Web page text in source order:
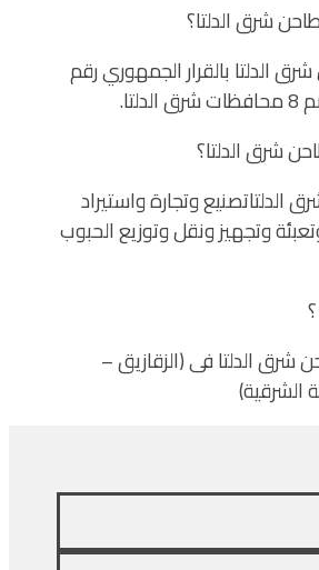
شرق الدلتا؟
بالقرار الجمهوري رقم
شرق الدلتا؟
وتجارة واستيراد
وتجهيز ونقل وتوزيع الحبوب
شرق الدلتا فى (الزقازيق –
الشرقية)